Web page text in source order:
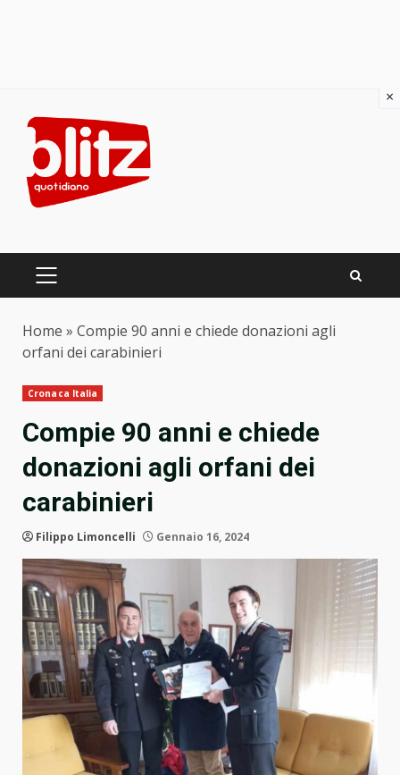
content
PRIMARY
Home » Compie 90 anni e chiede donazioni agli
orfani dei carabinieri
Cronaca Italia
Compie 90 anni e chiede
donazioni agli orfani dei
carabinieri
Filippo Limoncelli Gennaio 16, 2024
×